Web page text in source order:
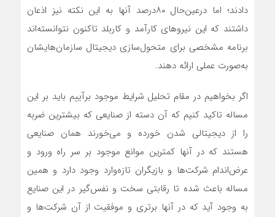
دادند؛ اما درعین‌‌‌حال ۸۰‌درصد آنها به این نکته نیز اذعان
داشتند که این نیروهای کارآمد و کاربلد تاکنون نتوانسته‌‌‌اند
برنامه مشخصی برای متحول‌‌‌سازی دیجیتال سازمان‌هایشان
به‌‌‌صورت عملی ارائه دهند.
اگر بخواهیم در مقام تحلیل شرایط موجود برآییم باید بر این
مساله تاکید کنیم که آن دسته از صنایعی که بیشترین ضربه
را از دیجیتالی شدن خورده و می‌‌‌خورند همان صنایعی
هستند که در آنها کمترین موانع موجود بر سر راه ورود و
عرض‌‌‌اندام شرکت‌ها و بازیگران تازه‌‌‌وارد وجود دارد و همین
مساله باعث شده تا رقابتی سخت و نفس‌‌‌گیر در این صنایع
به وجود آید که در آنها برتری و موفقیت از آن شرکت‌ها و